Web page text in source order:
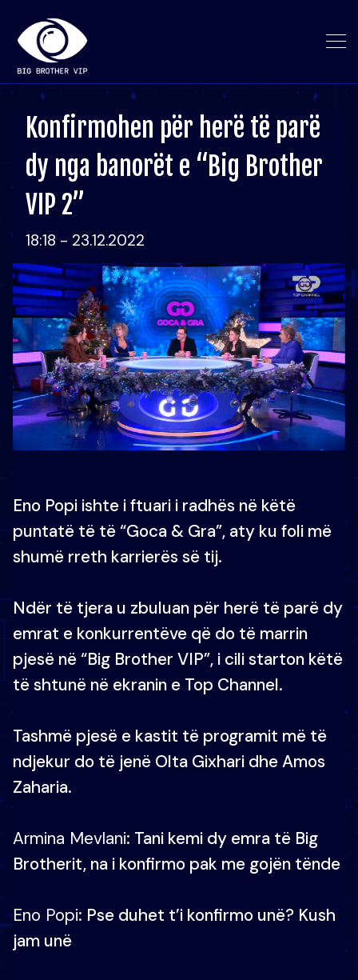
Konfirmohen për herë të parë
dy nga banorët e “Big Brother
VIP 2”
18:18 - 23.12.2022
Eno Popi ishte i ftuari i radhës në këtë
puntatë të të “Goca & Gra”, aty ku foli më
shumë rreth karrierës së tij.
Ndër të tjera u zbuluan për herë të parë dy
emrat e konkurrentëve që do të marrin
pjesë në “Big Brother VIP”, i cili starton këtë
të shtunë në ekranin e Top Channel.
Tashmë pjesë e kastit të programit më të
ndjekur do të jenë Olta Gixhari dhe Amos
Zaharia.
Armina Mevlani: Tani kemi dy emra të Big
Brotherit, na i konfirmo pak me gojën tënde
Eno Popi: Pse duhet t’i konfirmo unë? Kush
jam unë